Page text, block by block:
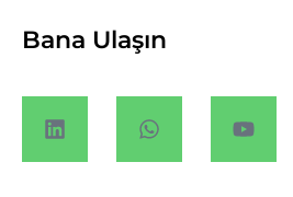
Bana Ulaşın